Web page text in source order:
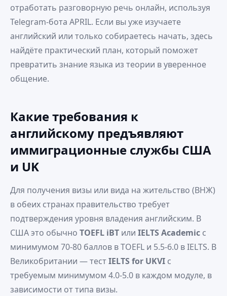
отработать разговорную речь онлайн, используя
Telegram‑бота APRIL. Если вы уже изучаете
английский или только собираетесь начать, здесь
найдёте практический план, который поможет
превратить знание языка из теории в уверенное
общение.
Какие требования к
английскому предъявляют
иммиграционные службы США
и UK
Для получения визы или вида на жительство (ВНЖ)
в обеих странах правительство требует
подтверждения уровня владения английским. В
США это обычно TOEFL iBT или IELTS Academic с
минимумом 70‑80 баллов в TOEFL и 5.5‑6.0 в IELTS. В
Великобритании — тестIELTS for UKVI с
требуемым минимумом 4.0‑5.0 в каждом модуле, в
зависимости от типа визы.